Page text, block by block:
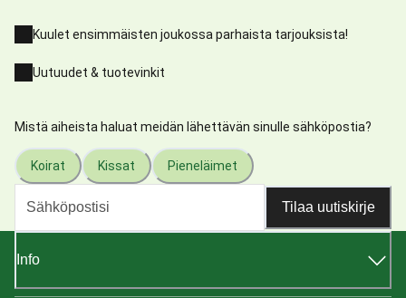
Kuulet ensimmäisten joukossa parhaista tarjouksista!
Uutuudet & tuotevinkit
Mistä aiheista haluat meidän lähettävän sinulle sähköpostia?
Koirat Kissat Pieneläimet
Tilaa uutiskirje
Info